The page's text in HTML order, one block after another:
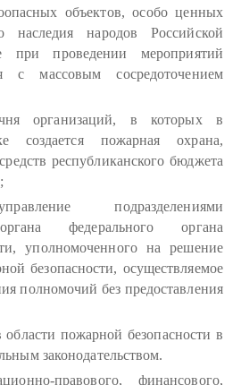
объектов, особо ценных
наследия народов Российской
при проведении мероприятий
с массовым сосредоточением
организаций, в которых в
создается пожарная охрана,
республиканского бюджета
подразделениями
федерального органа
уполномоченного на решение
безопасности, осуществляемое
полномочий без предоставления
пожарной безопасности в
законодательством.
правового, финансового,